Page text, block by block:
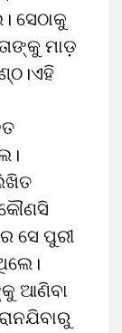
ସେଠାକୁ
ମାଡ଼
ସେ ପୁରୀ
ଆଣିବା